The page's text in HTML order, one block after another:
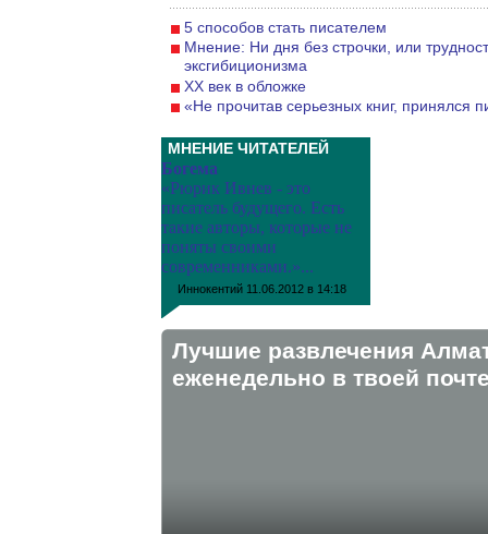
5 способов стать писателем
Мнение: Ни дня без строчки, или
эксгибиционизма
ХХ век в обложке
«Не прочитав серьезных книг, принялся
МНЕНИЕ ЧИТАТЕЛЕЙ
Богема
«Рюрик Ивнев - это
писатель будущего. Есть
такие авторы, которые не
поняты своими
современниками.»...
Иннокентий 11.06.2012 в 14:18
Лучшие развлечения
eженедельно в твоей